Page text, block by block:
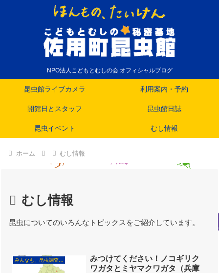
NPO法人こどもとむしの会 オフィシャルブログ
昆虫館ライブカメラ 利用案内・予約
開館日とスタッフ 昆虫館日誌
昆虫イベント むし情報
ホーム むし情報
むし情報
昆虫についてのいろんなトピックスをご紹介しています。
みんなも、昆虫調査員！
みつけてください！ノコギリク
ワガタとミヤマクワガタ（兵庫